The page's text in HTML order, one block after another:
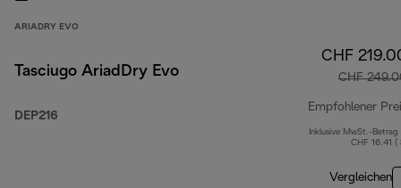
ARIADRY EVO
Tasciugo AriadDry Evo
DEP216
CHF
CHF
Empfohlener
Inklusive MwSt.-Betrag
CHF 16.41 (
Vergleichen